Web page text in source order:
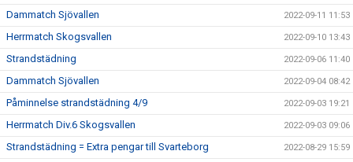
Dammatch Sjövallen 2022-09-11 11:53
Herrmatch Skogsvallen 2022-09-10 13:43
Strandstädning 2022-09-06 11:40
Dammatch Sjövallen 2022-09-04 08:42
Påminnelse strandstädning 4/9 2022-09-03 19:21
Herrmatch Div.6 Skogsvallen 2022-09-03 09:06
Strandstädning = Extra pengar till Svarteborg 2022-08-29 15:59